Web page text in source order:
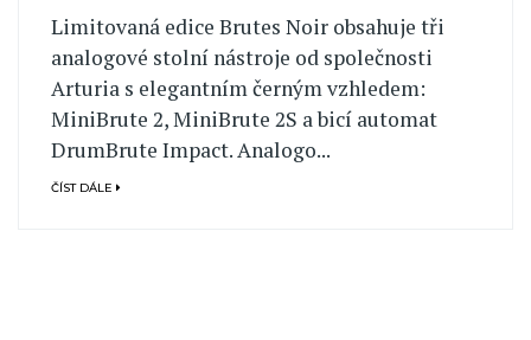
Limitovaná edice Brutes Noir obsahuje tři
analogové stolní nástroje od společnosti
Arturia s elegantním černým vzhledem:
MiniBrute 2, MiniBrute 2S a bicí automat
DrumBrute Impact. Analogo...
ČÍST DÁLE